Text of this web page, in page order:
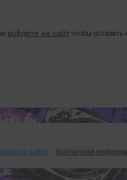
войдите на сайтчтобы оставить
на сайте Контактная